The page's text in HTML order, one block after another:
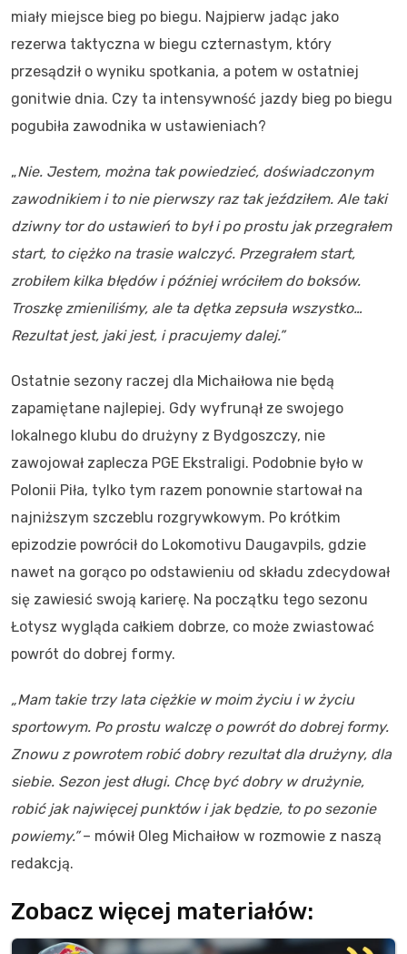
miały miejsce bieg po biegu. Najpierw jadąc jako
rezerwa taktyczna w biegu czternastym, który
przesądził o wyniku spotkania, a potem w ostatniej
gonitwie dnia. Czy ta intensywność jazdy bieg po biegu
pogubiła zawodnika w ustawieniach?
„Nie. Jestem, można tak powiedzieć, doświadczonym
zawodnikiem i to nie pierwszy raz tak jeździłem. Ale taki
dziwny tor do ustawień to był i po prostu jak przegrałem
start, to ciężko na trasie walczyć. Przegrałem start,
zrobiłem kilka błędów i później wróciłem do boksów.
Troszkę zmieniliśmy, ale ta dętka zepsuła wszystko…
Rezultat jest, jaki jest, i pracujemy dalej.”
Ostatnie sezony raczej dla Michaiłowa nie będą
zapamiętane najlepiej. Gdy wyfrunął ze swojego
lokalnego klubu do drużyny z Bydgoszczy, nie
zawojował zaplecza PGE Ekstraligi. Podobnie było w
Polonii Piła, tylko tym razem ponownie startował na
najniższym szczeblu rozgrywkowym. Po krótkim
epizodzie powrócił do Lokomotivu Daugavpils, gdzie
nawet na gorąco po odstawieniu od składu zdecydował
się zawiesić swoją karierę. Na początku tego sezonu
Łotysz wygląda całkiem dobrze, co może zwiastować
powrót do dobrej formy.
„Mam takie trzy lata ciężkie w moim życiu i w życiu
sportowym. Po prostu walczę o powrót do dobrej formy.
Znowu z powrotem robić dobry rezultat dla drużyny, dla
siebie. Sezon jest długi. Chcę być dobry w drużynie,
robić jak najwięcej punktów i jak będzie, to po sezonie
powiemy.”– mówił Oleg Michaiłow w rozmowie z naszą
redakcją.
Zobacz więcej materiałów: